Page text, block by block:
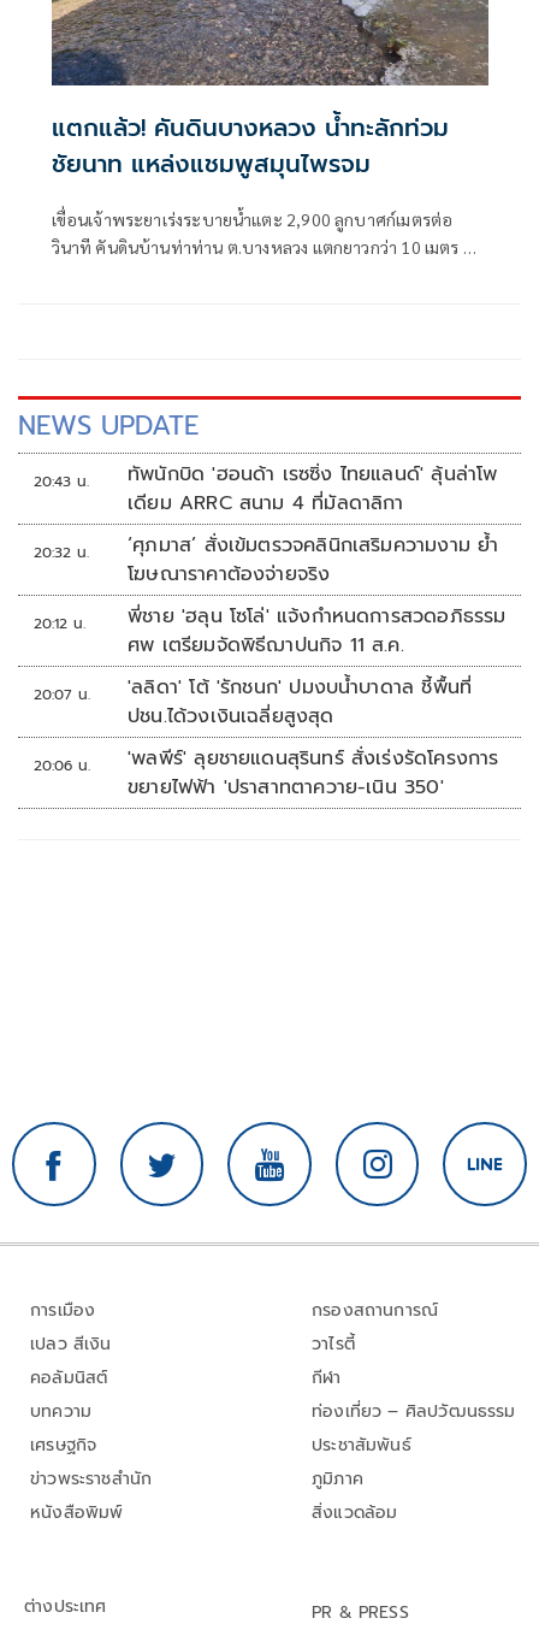
แตกแล้ว! คันดินบางหลวง น้ำทะลักท่วม
ชัยนาท แหล่งแชมพูสมุนไพรจม
เขื่อนเจ้าพระยาเร่งระบายน้ำแตะ 2,900 ลูกบาศก์เมตรต่อ
วินาที คันดินบ้านท่าท่าน ต.บางหลวง แตกยาวกว่า 10 เมตร น้ำ
NEWS UPDATE
20:43 น.
ทัพนักบิด 'ฮอนด้า เรซซิ่ง ไทยแลนด์' ลุ้นล่าโพ
เดียม ARRC สนาม 4 ที่มัลดาลิกา
20:32 น.
‘ศุภมาส’ สั่งเข้มตรวจคลินิกเสริมความงาม ย้ำ
โฆษณาราคาต้องจ่ายจริง
20:12 น.
พี่ชาย 'ฮลุน โซโล่' แจ้งกำหนดการสวดอภิธรรม
ศพ เตรียมจัดพิธีฌาปนกิจ 11 ส.ค.
20:07 น.
'ลลิดา' โต้ 'รักชนก' ปมงบน้ำบาดาล ชี้พื้นที่
ปชน.ได้วงเงินเฉลี่ยสูงสุด
20:06 น.
'พลพีร์' ลุยชายแดนสุรินทร์ สั่งเร่งรัดโครงการ
ขยายไฟฟ้า 'ปราสาทตาควาย-เนิน 350'
การเมือง
เปลว สีเงิน
คอลัมนิสต์
บทความ
เศรษฐกิจ
ข่าวพระราชสำนัก
หนังสือพิมพ์
กรองสถานการณ์
วาไรตี้
กีฬา
ท่องเที่ยว – ศิลปวัฒนธรรม
ประชาสัมพันธ์
ภูมิภาค
สิ่งแวดล้อม
ต่างประเทศ
PR & PRESS